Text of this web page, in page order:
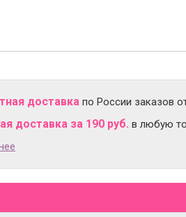
доставка по России заказов
доставка за 190 руб. в любую